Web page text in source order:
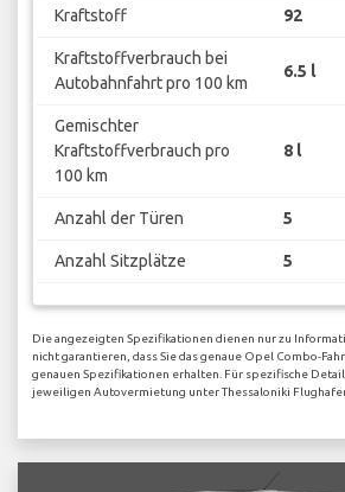
Kraftstoff 92
Kraftstoffverbrauch bei
Autobahnfahrt pro 100 km
6.5 l
Gemischter
Kraftstoffverbrauch pro
100 km
8 l
Anzahl der Türen 5
Anzahl Sitzplätze 5
Die angezeigten Spezifikationen dienen nur zu
nicht garantieren, dass Sie das genaue Opel Combo-
genauen Spezifikationen erhalten. Für spezifische
jeweiligen Autovermietung unter Thessaloniki